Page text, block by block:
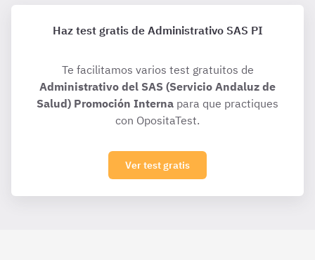
Haz test gratis de Administrativo SAS PI
Te facilitamos varios test gratuitos de
Administrativo del SAS (Servicio Andaluz de
Salud) Promoción Interna para que practiques
con OpositaTest.
Ver test gratis